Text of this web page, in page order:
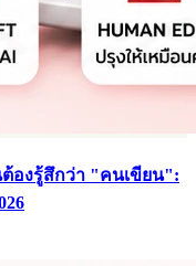
องรู้สึกว่า "คนเขียน":